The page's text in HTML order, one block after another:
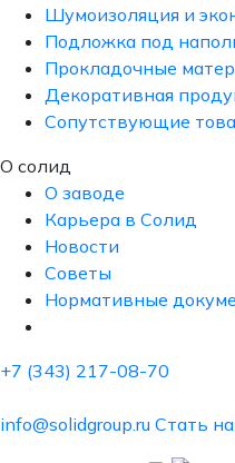
Шумоизоляция и
Подложка под
Прокладочные
Декоративная
Сопутствующие
О солид
О заводе
Карьера в Солид
Новости
Советы
Нормативные
+7 (343) 217-08-70
info@solidgroup.ru Стать